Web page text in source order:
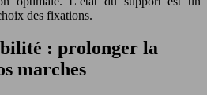
des fixations.
: prolonger la
marches